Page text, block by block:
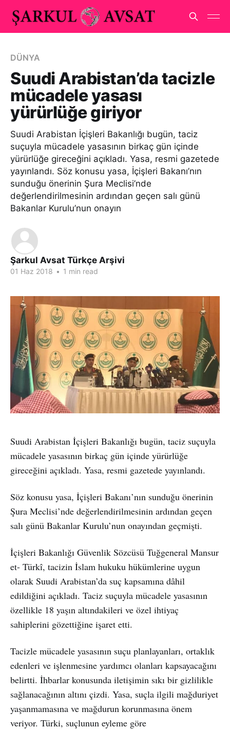
DÜNYA
Suudi Arabistan’da tacizle
mücadele yasası
yürürlüğe giriyor
Suudi Arabistan İçişleri Bakanlığı bugün, taciz
suçuyla mücadele yasasının birkaç gün içinde
yürürlüğe gireceğini açıkladı. Yasa, resmi gazetede
yayınlandı. Söz konusu yasa, İçişleri Bakanı’nın
sunduğu önerinin Şura Meclisi’nde
değerlendirilmesinin ardından geçen salı günü
Bakanlar Kurulu’nun onayın
Şarkul Avsat Türkçe Arşivi
01 Haz 2018 • 1 min read
Suudi Arabistan İçişleri Bakanlığı bugün, taciz suçuyla
mücadele yasasının birkaç gün içinde yürürlüğe
gireceğini açıkladı. Yasa, resmi gazetede yayınlandı.
Söz konusu yasa, İçişleri Bakanı’nın sunduğu önerinin
Şura Meclisi’nde değerlendirilmesinin ardından geçen
salı günü Bakanlar Kurulu’nun onayından geçmişti.
İçişleri Bakanlığı Güvenlik Sözcüsü Tuğgeneral Mansur
et- Türkî, tacizin İslam hukuku hükümlerine uygun
olarak Suudi Arabistan’da suç kapsamına dâhil
edildiğini açıkladı. Taciz suçuyla mücadele yasasının
özellikle 18 yaşın altındakileri ve özel ihtiyaç
sahiplerini gözettiğine işaret etti.
Tacizle mücadele yasasının suçu planlayanları, ortaklık
edenleri ve işlenmesine yardımcı olanları kapsayacağını
belirtti. İhbarlar konusunda iletişimin sıkı bir gizlilikle
sağlanacağının altını çizdi. Yasa, suçla ilgili mağduriyet
yaşanmamasına ve mağdurun korunmasına önem
veriyor. Türki, suçlunun eyleme göre